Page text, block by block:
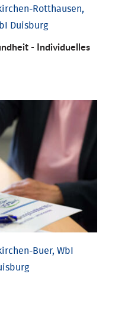
Rotthausen,
Duisburg
- Individu­elles
Buer, WbI